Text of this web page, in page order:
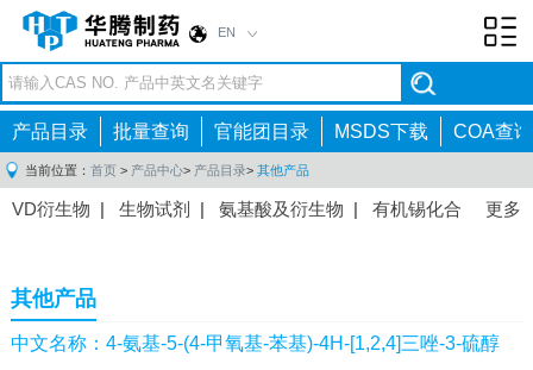
EN
产品目录 批量查询 官能团目录 MSDS下载 COA查询
当前位置： 首页 > 产品中心> 产品目录> 其他产品
更多
VD衍生物 | 生物试剂 | 氨基酸及衍生物 | 有机锡化合
间体|抗高血压药物中间体
感染药物中间体
体 |抗精神病药物中间体 |抗炎药物中间体 |精选原料
其他产品
中文名称：4-氨基-5-(4-甲氧基-苯基)-4H-[1,2,4]三唑-3-硫醇